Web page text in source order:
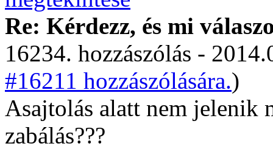
Re: Kérdezz, és mi
16234. hozzászólás -
#16211 hozzászólására.)
Asajtolás alatt nem jelenik
zabálás???